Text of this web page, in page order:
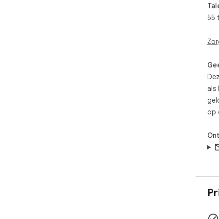
55
als
op